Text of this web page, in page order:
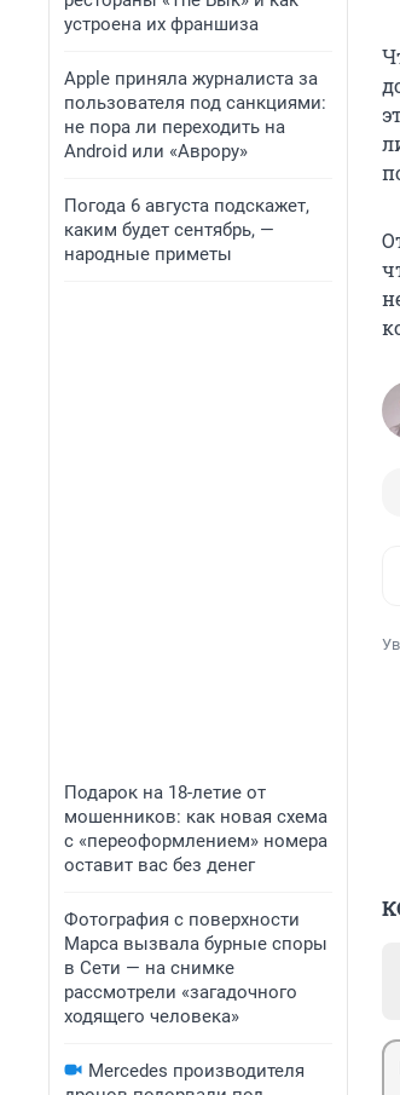
устроена их франшиза
Apple приняла журналиста за
пользователя под санкциями:
не пора ли переходить на
Android или «Аврору»
Погода 6 августа подскажет,
каким будет сентябрь, —
народные приметы
Подарок на 18-летие от
мошенников: как новая схема
с «переоформлением» номера
оставит вас без денег
Фотография с поверхности
Марса вызвала бурные споры
в Сети — на снимке
рассмотрели «загадочного
ходящего человека»
Mercedes производителя